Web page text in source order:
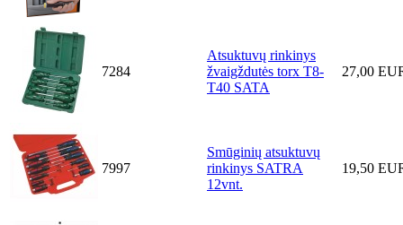
7284
Atsuktuvų rinkinys
žvaigždutės torx T8-
T40 SATA
27,00
7997
Smūginių atsuktuvų
rinkinys SATRA
12vnt.
19,50